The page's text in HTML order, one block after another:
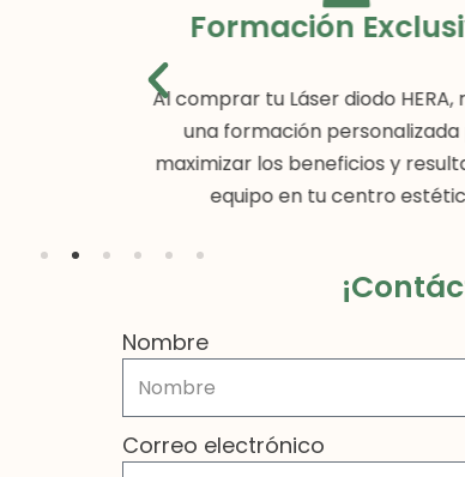
Formación
Al comprar tu Láser diodo HERA,
una formación
maximizar los beneficios y
equipo en tu centro
Nombre
Correo electrónico